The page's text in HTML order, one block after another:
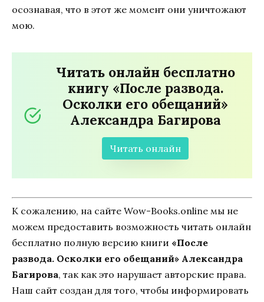
осознавая, что в этот же момент они уничтожают
мою.
Читать онлайн бесплатно
книгу «После развода.
Осколки его обещаний»
Александра Багирова
Читать онлайн
К сожалению, на сайте Wow-Books.online мы не
можем предоставить возможность читать онлайн
бесплатно полную версию книги «После
развода. Осколки его обещаний» Александра
Багирова, так как это нарушает авторские права.
Наш сайт создан для того, чтобы информировать